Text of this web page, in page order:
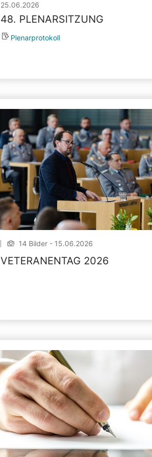
25.06.2026
48. PLENARSITZUNG
Plenarprotokoll
14 Bilder - 15.06.2026
VETERANENTAG 2026